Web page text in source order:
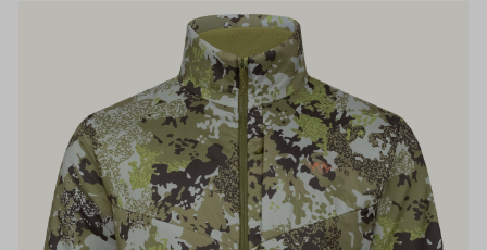
auf die eigenen Bedürfnisse abstimmen und tragen aktiv zum
besseren Treffen bei. Gleichzeitig ist ihre Konstruktion ganzheitlich
auf den Schutz des Gehörs von Jäger und Hund abgestimmt.
Immer, bei jedem Schuss. Dafür sorgt der Blaser
Integralschalldämpfer. Dank gleichmäßig über den gesamten Lauf
verteilter Masse, bietet die R8 Ultimate Silence die erstklassige
Balance und Führigkeit, die jedes R8 Modell auszeichnet. Die ­
Außenkontur von Lauf- und Schalldämpfermantel ist in
stufenlosem Bull-Barrel-Design gestaltet, das ihr sowohl ein
geringes Gewicht als auch ein ausgesprochen attraktives
Gesamtbild verleiht.